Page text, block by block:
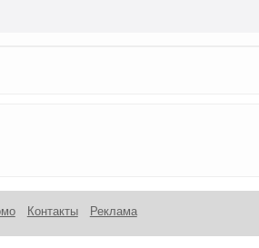
Контакты Реклама